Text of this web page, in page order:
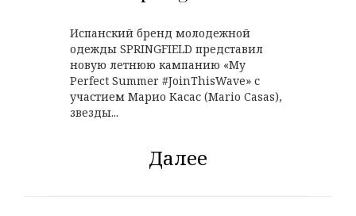
Испанский бренд молодежной
одежды SPRINGFIELD представил
новую летнюю кампанию «My
Perfect Summer #JoinThisWave» с
участием Марио Касас (Mario Casas),
звезды...
Далее